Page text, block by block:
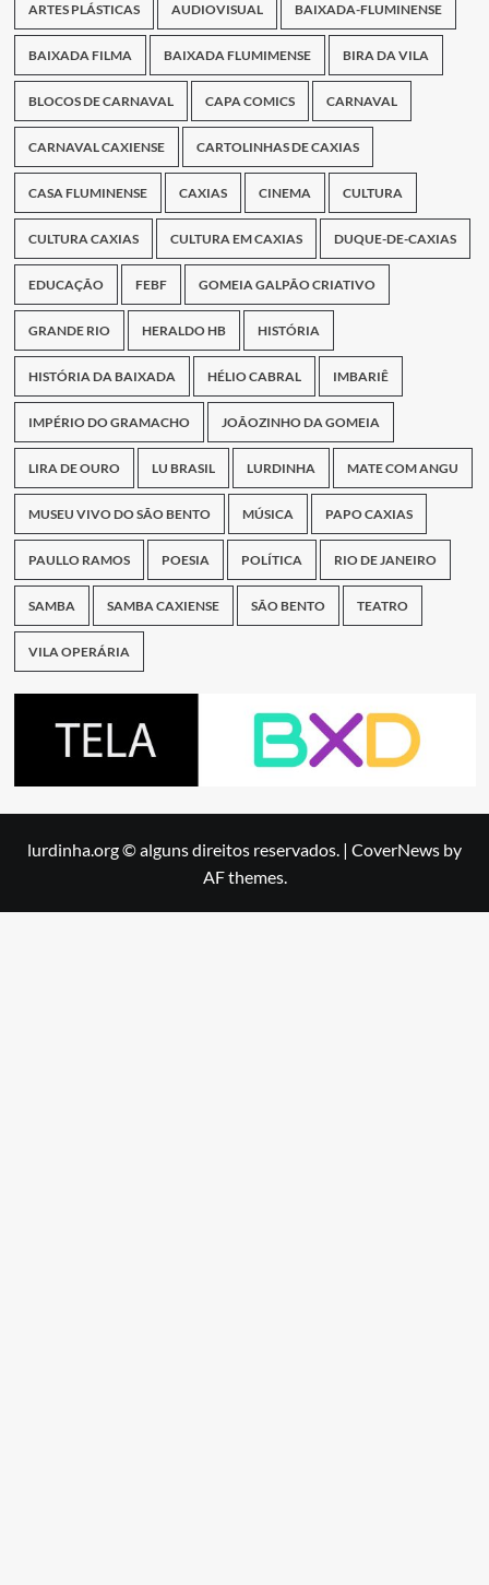
ARTES PLÁSTICAS AUDIOVISUAL BAIXADA-FLUMINENSE
BAIXADA FILMA BAIXADA FLUMIMENSE BIRA DA VILA
BLOCOS DE CARNAVAL CAPA COMICS CARNAVAL
CARNAVAL CAXIENSE CARTOLINHAS DE CAXIAS
CASA FLUMINENSE CAXIAS CINEMA CULTURA
CULTURA CAXIAS CULTURA EM CAXIAS DUQUE-DE-CAXIAS
EDUCAÇÃO FEBF GOMEIA GALPÃO CRIATIVO
GRANDE RIO HERALDO HB HISTÓRIA
HISTÓRIA DA BAIXADA HÉLIO CABRAL IMBARIÊ
IMPÉRIO DO GRAMACHO JOÃOZINHO DA GOMEIA
LIRA DE OURO LU BRASIL LURDINHA MATE COM ANGU
MUSEU VIVO DO SÃO BENTO MÚSICA PAPO CAXIAS
PAULLO RAMOS POESIA POLÍTICA RIO DE JANEIRO
SAMBA SAMBA CAXIENSE SÃO BENTO TEATRO
VILA OPERÁRIA
lurdinha.org © alguns direitos reservados. | CoverNews by
AF themes.